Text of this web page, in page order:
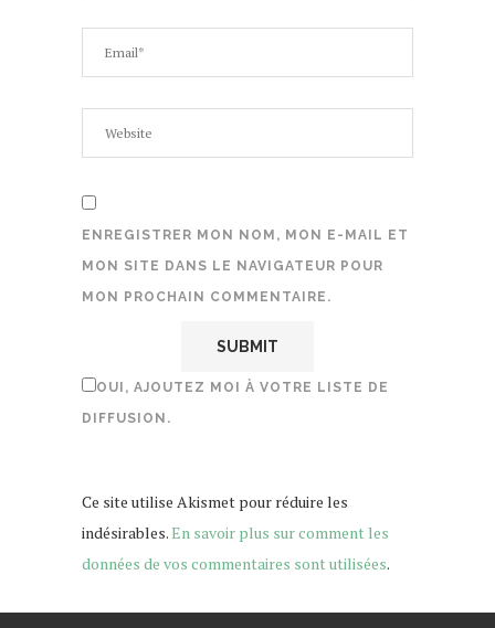
ENREGISTRER MON NOM, MON E-MAIL ET
MON SITE DANS LE NAVIGATEUR POUR
MON PROCHAIN COMMENTAIRE.
OUI, AJOUTEZ MOI À VOTRE LISTE DE
DIFFUSION.
Ce site utilise Akismet pour réduire les
indésirables.En savoir plus sur comment les
données de vos commentaires sont utilisées.